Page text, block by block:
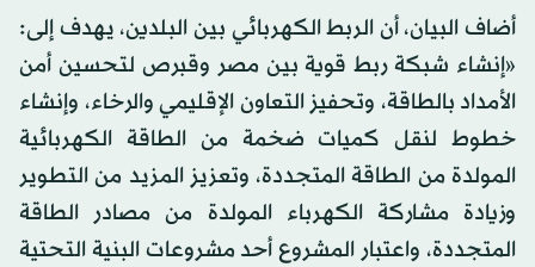
أضاف البيان، أن الربط الكهربائي بين البلدين، يهدف إلى:
«إنشاء شبكة ربط قوية بين مصر وقبرص لتحسين أمن
الأمداد بالطاقة، وتحفيز التعاون الإقليمي والرخاء، وإنشاء
خطوط لنقل كميات ضخمة من الطاقة الكهربائية
المولدة من الطاقة المتجددة، وتعزيز المزيد من التطوير
وزيادة مشاركة الكهرباء المولدة من مصادر الطاقة
المتجددة، واعتبار المشروع أحد مشروعات البنية التحتية